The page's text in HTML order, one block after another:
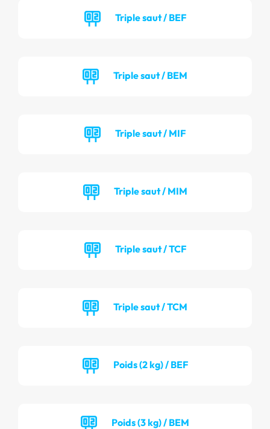
Triple saut / BEF
Triple saut / BEM
Triple saut / MIF
Triple saut / MIM
Triple saut / TCF
Triple saut / TCM
Poids (2 kg) / BEF
Poids (3 kg) / BEM